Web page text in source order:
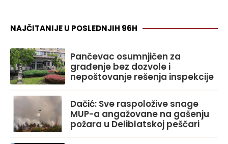
NAJČITANIJE U POSLEDNJIH 96H
Pančevac osumnjičen za
građenje bez dozvole i
nepoštovanje rešenja inspekcije
Dačić: Sve raspoložive snage
MUP-a angažovane na gašenju
požara u Deliblatskoj peščari